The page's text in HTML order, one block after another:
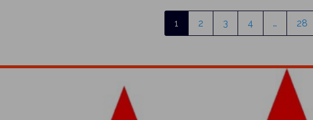
1 2 3 4 … 28